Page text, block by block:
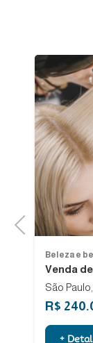
Previous
Beleza e
Venda
São
R$
+